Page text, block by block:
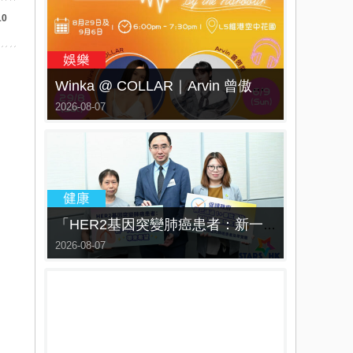
Winka @ COLLAR｜Arvin 曾傲棐｜Dark 黃明德｜表妹 Ｍona 8月29日起登陸L5維港空中花園 | wwwtc mall 首度呈獻「Music Wave By The Harbo
2026-08-07
「HER2基因突變肺癌患者：新一代口服標靶藥帶來希望」， 促請政府加快納入藥物名冊，助患者及早受惠
2026-08-07